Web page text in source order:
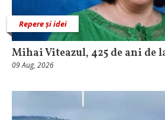
Repere și idei
Mihai Viteazul, 425 de ani de
09 Aug, 2026